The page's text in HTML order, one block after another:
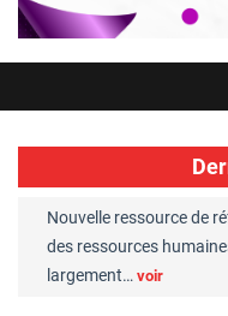
Nouvelle ressource de
des ressources
largement…voir